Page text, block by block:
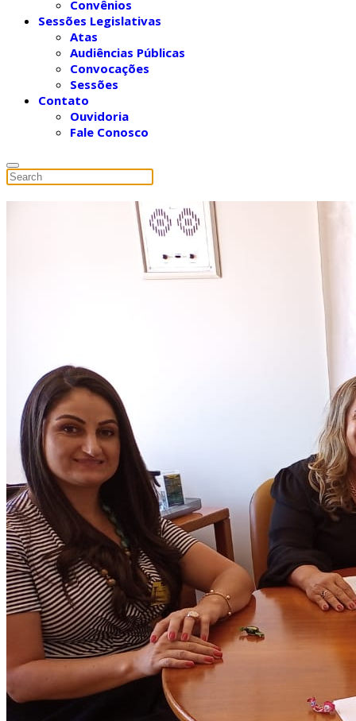
Convênios
Sessões Legislativas
Atas
Audiências Públicas
Convocações
Sessões
Contato
Ouvidoria
Fale Conosco